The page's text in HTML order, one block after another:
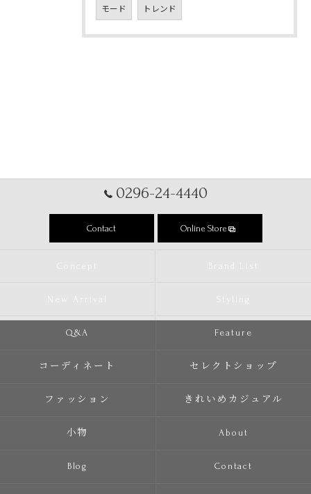
モード トレンド
0296-24-4440
Contact Online Store
Concept Brand List
New Arrival Styling
Q&A Feature
コーディネート セレクトショップ
ファッション きれいめカジュアル
小物 About
Blog Contact